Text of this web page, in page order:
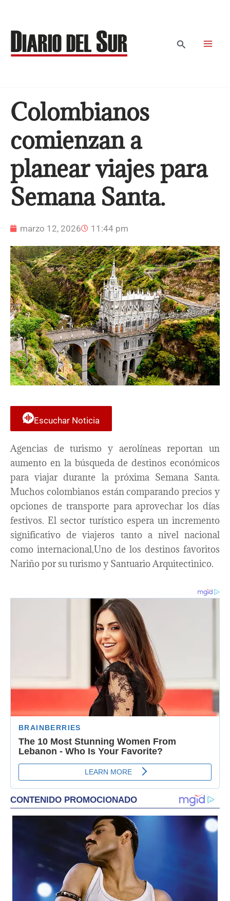
contenido
Buscar
Colombianos
comienzan a
planear viajes para
Semana Santa.
marzo 12, 2026 11:44 pm
Escuchar Noticia
Agencias de turismo y aerolíneas reportan un
aumento en la búsqueda de destinos económicos
para viajar durante la próxima Semana Santa.
Muchos colombianos están comparando precios y
opciones de transporte para aprovechar los días
festivos. El sector turístico espera un incremento
significativo de viajeros tanto a nivel nacional
como internacional,Uno de los destinos favoritos
Nariño por su turismo y Santuario Arquitectinico.